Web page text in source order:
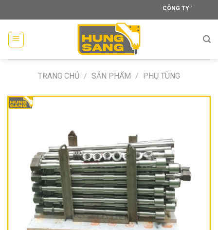
to
content
CÔNG TY TNHH XÂY DỰNG
TRANG CHỦ / SẢN PHẨM / PHỤ TÙNG